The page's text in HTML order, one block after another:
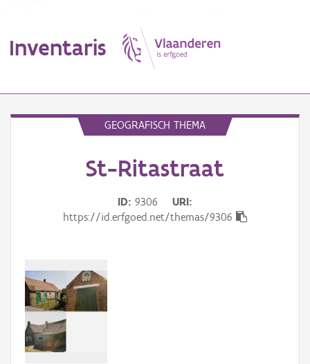
Inventaris
Gebeurtenis
Persoon of collectief
Downloads
GEOGRAFISCH THEMA
St-Ritastraat
ID 9306
URI
https://id.erfgoed.net/themas/9306